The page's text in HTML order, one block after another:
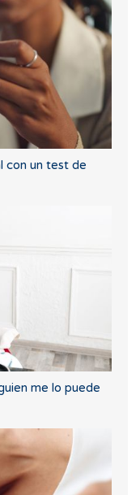
con un test de
me lo puede